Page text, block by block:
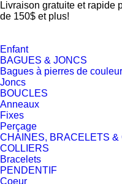
Livraison gratuite et rapide
de 150$ et plus!
Enfant
BAGUES & JONCS
Bagues à pierres de
Joncs
BOUCLES
Anneaux
Fixes
Perçage
CHAINES, BRACELETS &
COLLIERS
Bracelets
PENDENTIF
Coeur